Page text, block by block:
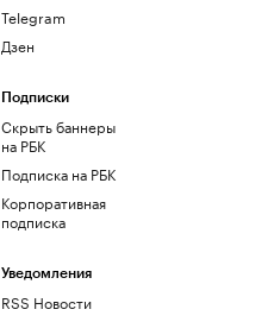
Telegram
Дзен
Подписки
Скрыть баннеры
на РБК
Подписка на РБК
Корпоративная
подписка
Уведомления
RSS Новости